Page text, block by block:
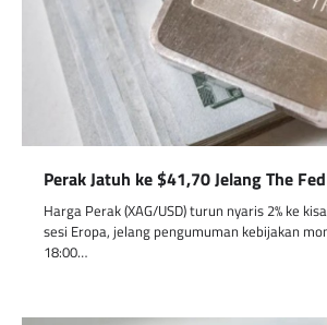
Perak Jatuh ke $41,70 Jelang The Fed
Harga Perak (XAG/USD) turun nyaris 2% ke
sesi Eropa, jelang pengumuman kebijakan
18:00…